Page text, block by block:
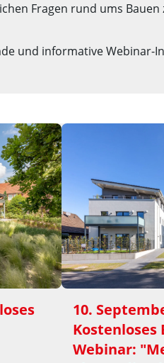
Fragen rund ums Bauen
und informative Webinar-
10.
Kostenloses
Webinar: